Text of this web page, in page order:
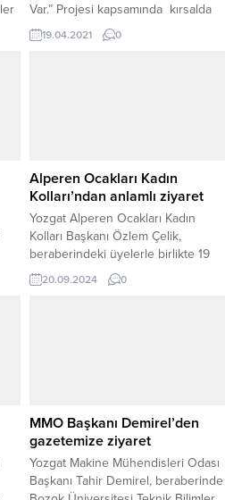
Var.” Projesi kapsamında kırsalda
hayvancılığın gelişmesi ve üretimin
artırılması amaçlanıyor.
19.04.2021 0
Alperen Ocakları Kadın
Kolları’ndan anlamlı ziyaret
Yozgat Alperen Ocakları Kadın
Kolları Başkanı Özlem Çelik,
beraberindeki üyelerle birlikte 19
Eylül Gaziler Günü dolayısıyla
Yozgat Şehit ve Gazi Aileleri
20.09.2024 0
MMO Başkanı Demirel’den
gazetemize ziyaret
Yozgat Makine Mühendisleri Odası
Başkanı Tahir Demirel, beraberinde